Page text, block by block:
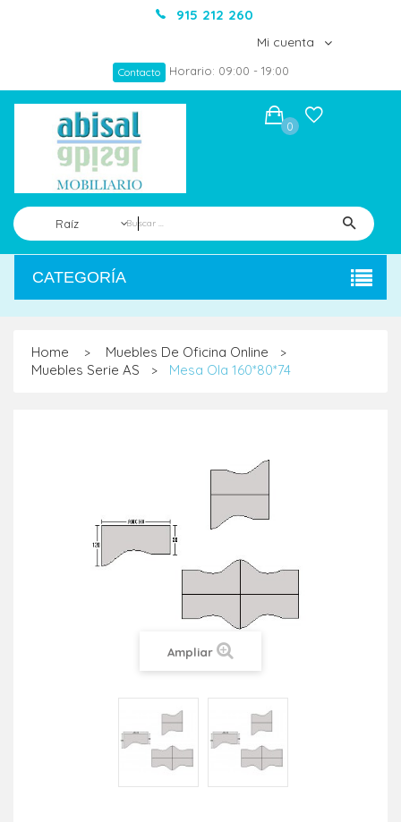
915 212 260
Mi cuenta
Contacto Horario: 09:00 - 19:00
Raíz
0
CATEGORÍA
Home > Muebles De Oficina Online >
Muebles Serie AS > Mesa Ola 160*80*74
Ampliar